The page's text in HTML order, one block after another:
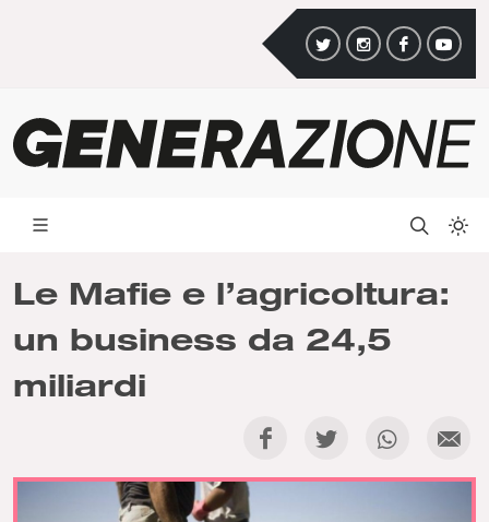
Le Mafie e l’agricoltura:
un business da 24,5
miliardi